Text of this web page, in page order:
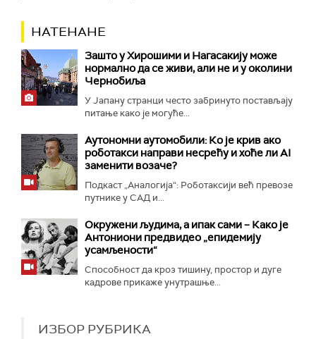
НАТЕНАНЕ
Зашто у Хирошими и Нагасакију може
нормално да се живи, али не и у околини
Чернобиља
У Јапану странци често забринуто постављају
питање како је могуће...
Аутономни аутомобили: Ко је крив ако
роботакси направи несрећу и хоће ли AI
заменити возаче?
Подкаст „Аналогија“: Роботаксији већ превозе
путнике у САД и...
Окружени људима, а ипак сами – Како је
Антониони предвидео „епидемију
усамљености“
Способност да кроз тишину, простор и дуге
кадрове прикаже унутрашње...
ИЗБОР РУБРИКА